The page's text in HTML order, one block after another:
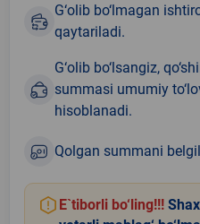
G‘olib bo‘lmagan
qaytariladi.
G‘olib bo‘lsangiz,
summasi umumiy
hisoblanadi.
Qolgan summani
E`tiborli bo‘ling!!!